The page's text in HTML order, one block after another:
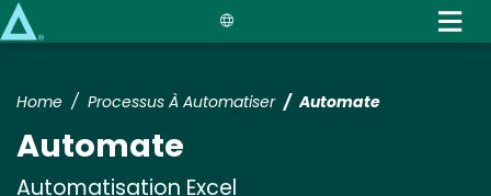
to
content
Home Processus À Automatiser Automate
Automate
Automatisation Excel